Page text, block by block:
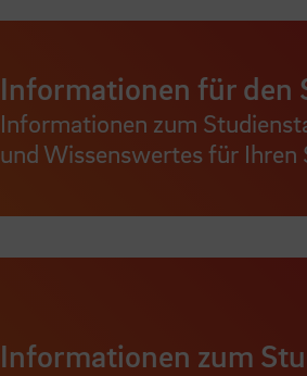
Informationen für den
Informationen zum
und Wissenswertes für Ihren
Informationen zum